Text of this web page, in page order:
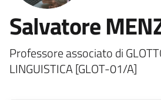
Salvatore
Professore associato di
LINGUISTICA [GLOT-01/A]